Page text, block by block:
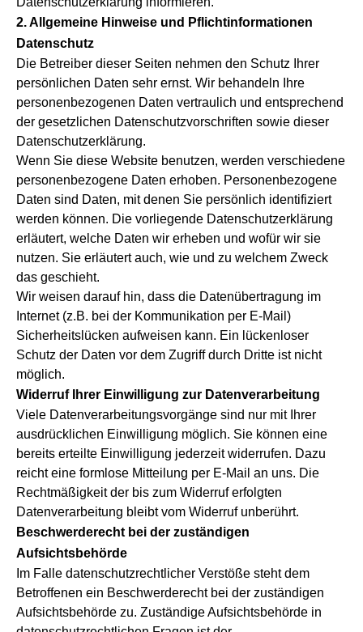
2. Allgemeine Hinweise und Pflichtinformationen
Datenschutz
Die Betreiber dieser Seiten nehmen den Schutz Ihrer
persönlichen Daten sehr ernst. Wir behandeln Ihre
personenbezogenen Daten vertraulich und entsprechend
der gesetzlichen Datenschutzvorschriften sowie dieser
Datenschutzerklärung.
Wenn Sie diese Website benutzen, werden verschiedene
personenbezogene Daten erhoben. Personenbezogene
Daten sind Daten, mit denen Sie persönlich identifiziert
werden können. Die vorliegende Datenschutzerklärung
erläutert, welche Daten wir erheben und wofür wir sie
nutzen. Sie erläutert auch, wie und zu welchem Zweck
das geschieht.
Wir weisen darauf hin, dass die Datenübertragung im
Internet (z.B. bei der Kommunikation per E-Mail)
Sicherheitslücken aufweisen kann. Ein lückenloser
Schutz der Daten vor dem Zugriff durch Dritte ist nicht
möglich.
Widerruf Ihrer Einwilligung zur Datenverarbeitung
Viele Datenverarbeitungsvorgänge sind nur mit Ihrer
ausdrücklichen Einwilligung möglich. Sie können eine
bereits erteilte Einwilligung jederzeit widerrufen. Dazu
reicht eine formlose Mitteilung per E-Mail an uns. Die
Rechtmäßigkeit der bis zum Widerruf erfolgten
Datenverarbeitung bleibt vom Widerruf unberührt.
Beschwerderecht bei der zuständigen
Aufsichtsbehörde
Im Falle datenschutzrechtlicher Verstöße steht dem
Betroffenen ein Beschwerderecht bei der zuständigen
Aufsichtsbehörde zu. Zuständige Aufsichtsbehörde in